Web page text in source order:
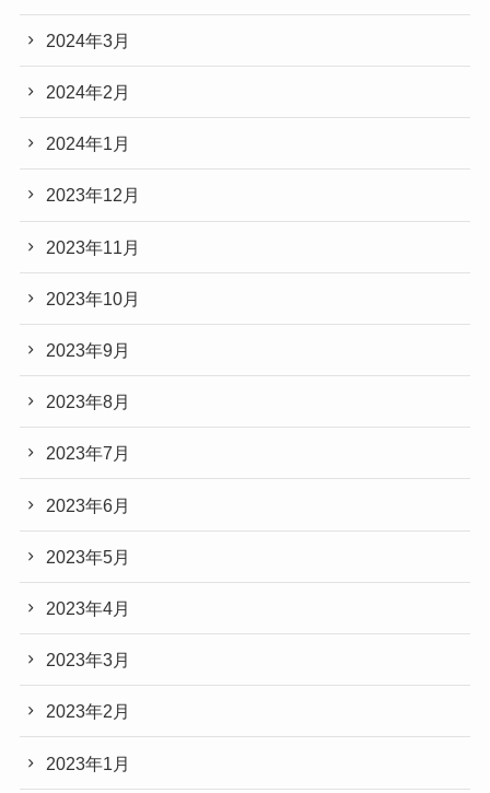
2024年3月
2024年2月
2024年1月
2023年12月
2023年11月
2023年10月
2023年9月
2023年8月
2023年7月
2023年6月
2023年5月
2023年4月
2023年3月
2023年2月
2023年1月